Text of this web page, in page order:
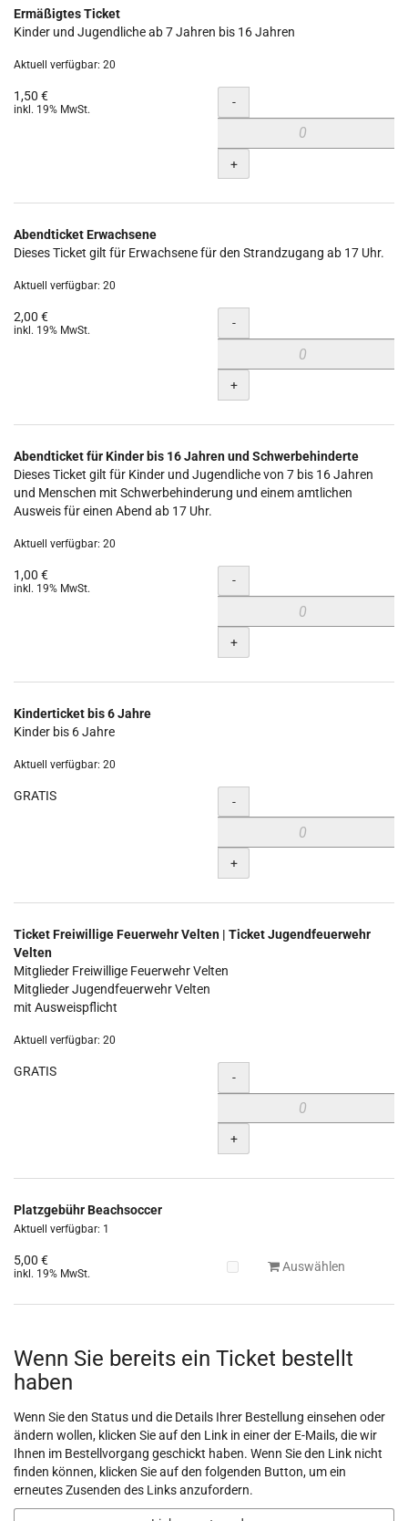
Ermäßigtes Ticket
Kinder und Jugendliche ab 7 Jahren bis 16 Jahren
Aktuell verfügbar: 20
1,50 €
inkl. 19% MwSt. Menge
-
+
Abendticket Erwachsene
Dieses Ticket gilt für Erwachsene für den Strandzugang ab 17 Uhr.
Aktuell verfügbar: 20
2,00 €
inkl. 19% MwSt. Menge
-
+
Abendticket für Kinder bis 16 Jahren und Schwerbehinderte
Dieses Ticket gilt für Kinder und Jugendliche von 7 bis 16 Jahren
und Menschen mit Schwerbehinderung und einem amtlichen
Ausweis für einen Abend ab 17 Uhr.
Aktuell verfügbar: 20
1,00 €
inkl. 19% MwSt. Menge
-
+
Kinderticket bis 6 Jahre
Kinder bis 6 Jahre
Aktuell verfügbar: 20
GRATIS Menge
-
+
Ticket Freiwillige Feuerwehr Velten | Ticket Jugendfeuerwehr
Velten
Mitglieder Freiwillige Feuerwehr Velten
Mitglieder Jugendfeuerwehr Velten
mit Ausweispflicht
Aktuell verfügbar: 20
GRATIS Menge
-
+
Platzgebühr Beachsoccer
Aktuell verfügbar: 1
5,00 €
inkl. 19% MwSt.
Auswählen
Wenn Sie bereits ein Ticket bestellt
haben
Wenn Sie den Status und die Details Ihrer Bestellung einsehen oder
ändern wollen, klicken Sie auf den Link in einer der E-Mails, die wir
Ihnen im Bestellvorgang geschickt haben. Wenn Sie den Link nicht
finden können, klicken Sie auf den folgenden Button, um ein
erneutes Zusenden des Links anzufordern.